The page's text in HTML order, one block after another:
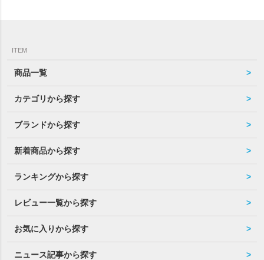
ITEM
商品一覧
カテゴリから探す
ブランドから探す
新着商品から探す
ランキングから探す
レビュー一覧から探す
お気に入りから探す
ニュース記事から探す